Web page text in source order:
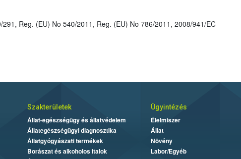
: Reg. (EU) No 2019/291, Reg. (EU) No 540/2011, Reg. (EU) No 786/2011, 2008/941/EC
Szakterületek
Állat-egészségügy és állatvédelem
Állategészségügyi diagnosztika
Állatgyógyászati termékek
Borászat és alkoholos italok
Ügyintézés
Élelmiszer
Állat
Növény
Labor/Egyéb